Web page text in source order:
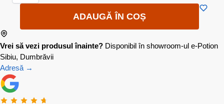
ADAUGĂ ÎN COȘ
Vrei să vezi produsul înainte? Disponibil în showroom-ul e-Potion
Sibiu, Dumbrăvii
Adresă →